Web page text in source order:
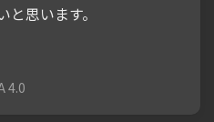
思います。
4.0